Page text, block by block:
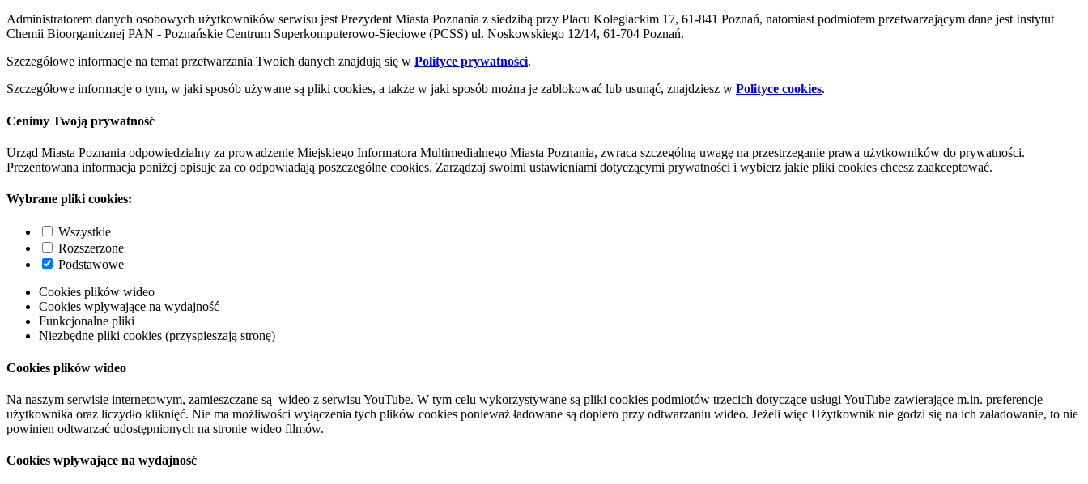
Administratorem danych osobowych użytkowników serwisu jest Prezydent Miasta Poznania z siedzibą przy Placu Kolegiackim 17, 61-841 Poznań, natomiast podmiotem przetwarzającym dane jest Instytut
Chemii Bioorganicznej PAN - Poznańskie Centrum Superkomputerowo-Sieciowe (PCSS) ul. Noskowskiego 12/14, 61-704 Poznań.
Szczegółowe informacje na temat przetwarzania Twoich danych znajdują się w Polityce prywatności.
Szczegółowe informacje o tym, w jaki sposób używane są pliki cookies, a także w jaki sposób można je zablokować lub usunąć, znajdziesz w Polityce cookies.
Cenimy Twoją prywatność
Urząd Miasta Poznania odpowiedzialny za prowadzenie Miejskiego Informatora Multimedialnego Miasta Poznania, zwraca szczególną uwagę na przestrzeganie prawa użytkowników do prywatności.
Prezentowana informacja poniżej opisuje za co odpowiadają poszczególne cookies. Zarządzaj swoimi ustawieniami dotyczącymi prywatności i wybierz jakie pliki cookies chcesz zaakceptować.
Wybrane pliki cookies:
Wszystkie
Rozszerzone
Podstawowe
Cookies plików wideo
Cookies wpływające na wydajność
Funkcjonalne pliki
Niezbędne pliki cookies (przyspieszają stronę)
Cookies plików wideo
Na naszym serwisie internetowym, zamieszczane są wideo z serwisu YouTube. W tym celu wykorzystywane są pliki cookies podmiotów trzecich dotyczące usługi YouTube zawierające m.in. preferencje
użytkownika oraz liczydło kliknięć. Nie ma możliwości wyłączenia tych plików cookies ponieważ ładowane są dopiero przy odtwarzaniu wideo. Jeżeli więc Użytkownik nie godzi się na ich załadowanie, to nie
powinien odtwarzać udostępnionych na stronie wideo filmów.
Cookies wpływające na wydajność